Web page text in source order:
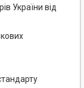
України від